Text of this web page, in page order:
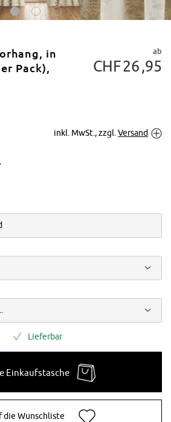
in
Pack),
ab
CHF26 95
inkl. MwSt., zzgl. Versand
Lieferbar
Einkaufstasche
die Wunschliste